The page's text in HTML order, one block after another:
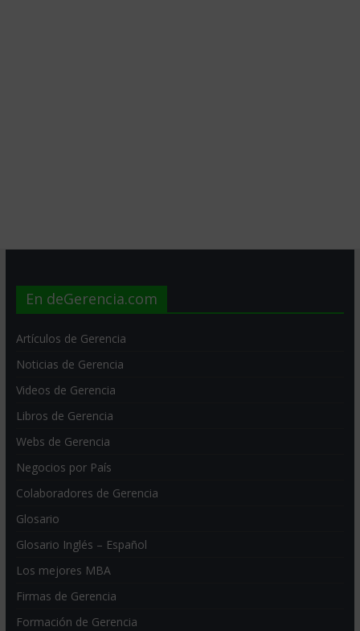
En deGerencia.com
Artículos de Gerencia
Noticias de Gerencia
Videos de Gerencia
Libros de Gerencia
Webs de Gerencia
Negocios por País
Colaboradores de Gerencia
Glosario
Glosario Inglés – Español
Los mejores MBA
Firmas de Gerencia
Formación de Gerencia